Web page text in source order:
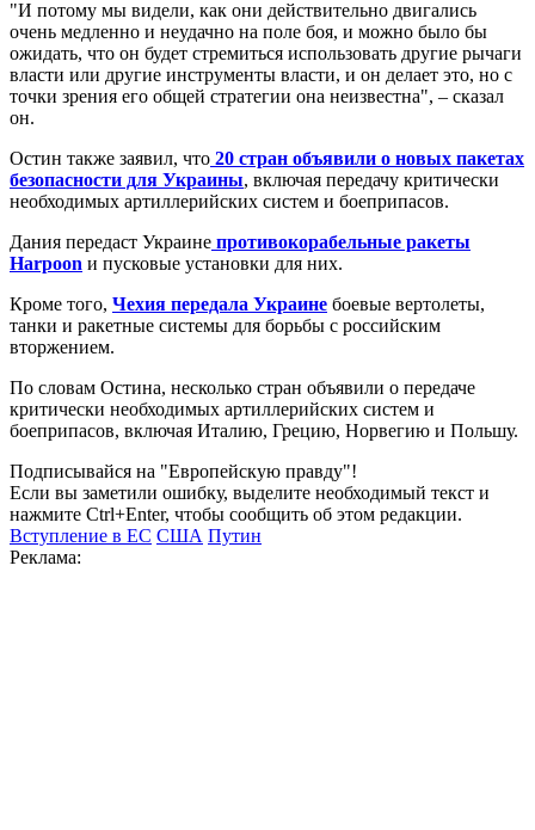
"И потому мы видели, как они действительно двигались
очень медленно и неудачно на поле боя, и можно было бы
ожидать, что он будет стремиться использовать другие рычаги
власти или другие инструменты власти, и он делает это, но с
точки зрения его общей стратегии она неизвестна", – сказал
он.
Остин также заявил, что 20 стран объявили о новых пакетах
безопасности для Украины, включая передачу критически
необходимых артиллерийских систем и боеприпасов.
Дания передаст Украине противокорабельные ракеты
Harpoon и пусковые установки для них.
Кроме того, Чехия передала Украине боевые вертолеты,
танки и ракетные системы для борьбы с российским
вторжением.
По словам Остина, несколько стран объявили о передаче
критически необходимых артиллерийских систем и
боеприпасов, включая Италию, Грецию, Норвегию и Польшу.
Подписывайся на "Европейскую правду"!
Если вы заметили ошибку, выделите необходимый текст и
нажмите Ctrl+Enter, чтобы сообщить об этом редакции.
Вступление в ЕС США Путин
Реклама: